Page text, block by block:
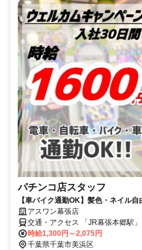
パチンコ店スタッフ
【車バイク通勤OK】髪色・ネイル自
アスワン幕張店
交通・アクセス 「JR幕張本郷駅
～徒歩10分／車バイク通勤OK
時給1,300円～2,075円
千葉県千葉市美浜区